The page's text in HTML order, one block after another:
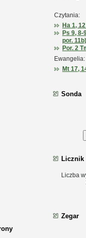
Czytania:
Ha 1,
Ps 9, 8-
por. 11b)
Por. 2
Ewangelia:
Mt 17,
Sonda
Licznik
Liczba
Zegar